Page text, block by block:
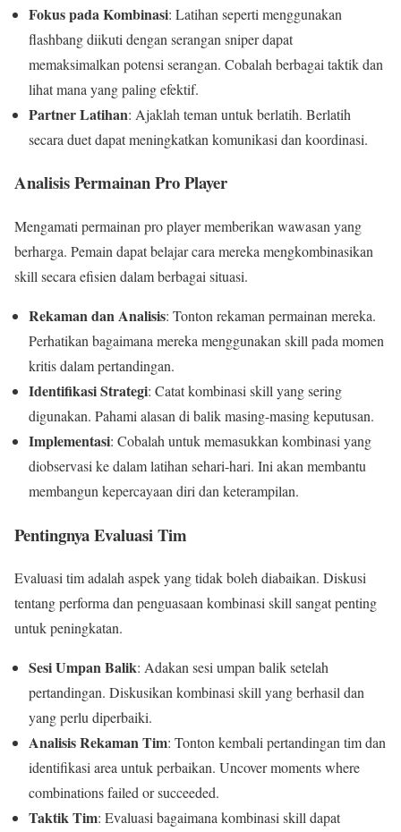
Fokus pada Kombinasi: Latihan seperti menggunakan
flashbang diikuti dengan serangan sniper dapat
memaksimalkan potensi serangan. Cobalah berbagai taktik dan
lihat mana yang paling efektif.
Partner Latihan: Ajaklah teman untuk berlatih. Berlatih
secara duet dapat meningkatkan komunikasi dan koordinasi.
Analisis Permainan Pro Player
Mengamati permainan pro player memberikan wawasan yang
berharga. Pemain dapat belajar cara mereka mengkombinasikan
skill secara efisien dalam berbagai situasi.
Rekaman dan Analisis: Tonton rekaman permainan mereka.
Perhatikan bagaimana mereka menggunakan skill pada momen
kritis dalam pertandingan.
Identifikasi Strategi: Catat kombinasi skill yang sering
digunakan. Pahami alasan di balik masing-masing keputusan.
Implementasi: Cobalah untuk memasukkan kombinasi yang
diobservasi ke dalam latihan sehari-hari. Ini akan membantu
membangun kepercayaan diri dan keterampilan.
Pentingnya Evaluasi Tim
Evaluasi tim adalah aspek yang tidak boleh diabaikan. Diskusi
tentang performa dan penguasaan kombinasi skill sangat penting
untuk peningkatan.
Sesi Umpan Balik: Adakan sesi umpan balik setelah
pertandingan. Diskusikan kombinasi skill yang berhasil dan
yang perlu diperbaiki.
Analisis Rekaman Tim: Tonton kembali pertandingan tim dan
identifikasi area untuk perbaikan. Uncover moments where
combinations failed or succeeded.
Taktik Tim: Evaluasi bagaimana kombinasi skill dapat